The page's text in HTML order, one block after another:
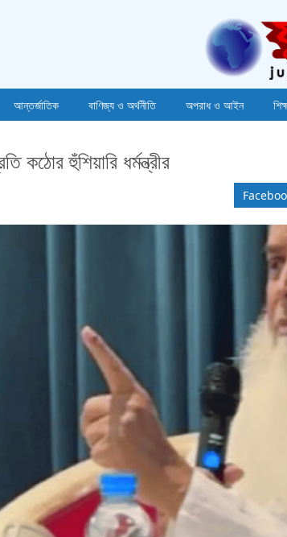
আন্তর্জাতিক বাণিজ্য ও অর্থনীতি অপরাধ ও আইন
কঠোর হুঁশিয়ারি ধর্মন্ত্রীর